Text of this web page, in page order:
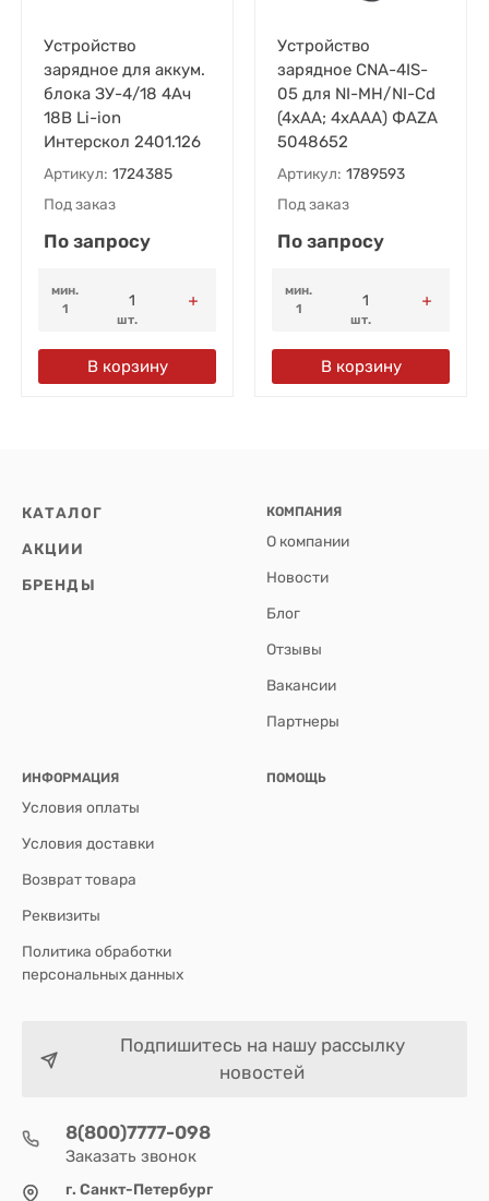
Устройство
зарядное для аккум.
блока ЗУ-4/18 4Ач
18В Li-ion
Интерскол 2401.126
Артикул: 1724385
Под заказ
По запросу
мин.
1
шт.
В корзину
Устройство
зарядное CNA-4IS-
05 для NI-MH/NI-Cd
(4хАА; 4хААА) ФАZА
5048652
Артикул: 1789593
Под заказ
По запросу
мин.
1
шт.
В корзину
КАТАЛОГ
АКЦИИ
БРЕНДЫ
КОМПАНИЯ
О компании
Новости
Блог
Отзывы
Вакансии
Партнеры
ИНФОРМАЦИЯ
Условия оплаты
Условия доставки
Возврат товара
Реквизиты
Политика обработки
персональных данных
ПОМОЩЬ
Подпишитесь на нашу рассылку
новостей
8(800)7777-098
Заказать звонок
г. Санкт-Петербург